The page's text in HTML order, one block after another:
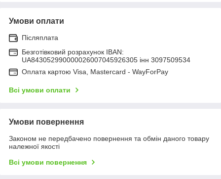
Умови оплати
Післяплата
Безготівковий розрахунок IBAN:
UA843052990000026007045926305 інн 3097509534
Оплата картою Visa, Mastercard - WayForPay
Всі умови оплати
Умови повернення
Законом не передбачено повернення та обмін даного товару
належної якості
Всі умови повернення